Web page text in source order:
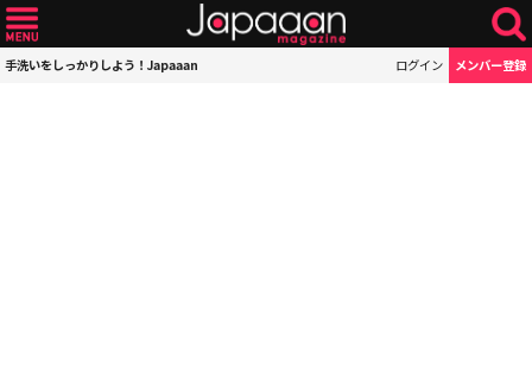
手洗いをしっかりしよう！Japaaan ログイン メンバー登録